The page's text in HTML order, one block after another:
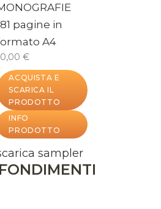
pagine in
A4
€
ACQUISTA E
SCARICA IL
PRODOTTO
INFO
PRODOTTO
sampler